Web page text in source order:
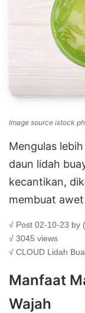
Image source istock
Mengulas
daun lidah
kecantikan,
membuat
√ Post 02-10-23 by
√ 3045 views
√ CLOUD Lidah
Manfaat
Wajah